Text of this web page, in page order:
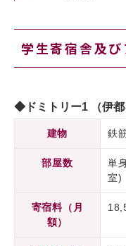
学生寄宿舎及
◆ドミトリー1 （伊都
建物 鉄
部屋数
単
室)
寄宿料（月
額）